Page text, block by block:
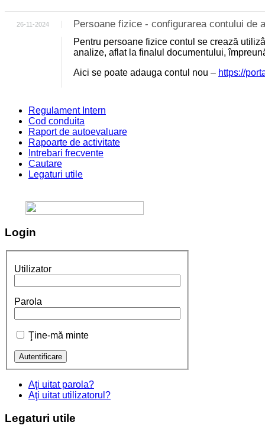
26-11-2024 Persoane fizice - configurarea contului de
Pentru persoane fizice contul se crează
analize, aflat la finalul documentului,
Aici se poate adauga contul nou – https://
Regulament Intern
Cod conduita
Raport de autoevaluare
Rapoarte de activitate
Intrebari frecvente
Cautare
Legaturi utile
Login
Utilizator
Parola
Ţine-mă minte
Aţi uitat parola?
Aţi uitat utilizatorul?
Legaturi utile